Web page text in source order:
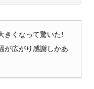
きくなって驚いた!
が広がり感謝しかあ